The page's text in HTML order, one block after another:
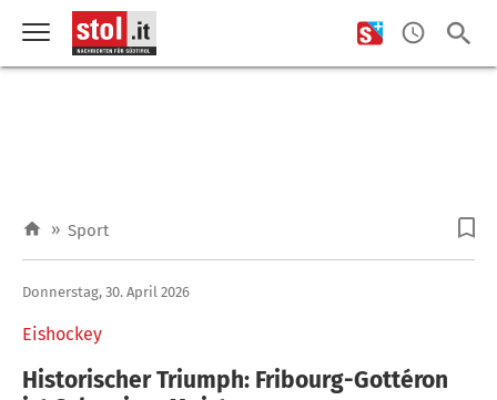
» Sport
Eishockey
Donnerstag, 30. April 2026
Historischer Triumph: Fribourg-Gottéron